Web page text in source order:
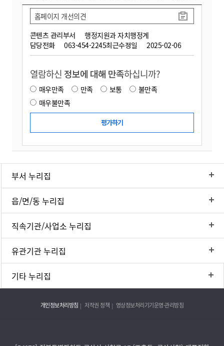
콘텐츠 관리부서
행정지원과 자치행정계
담당전화
063-454-2245최근수정일 2025-02-06
홈페이지 개선의견
열람하신 정보에 대해 만족하십니까?
매우만족 만족 보통
불만족
매우불만족
부서 누리집
읍/면/동 누리집
직속기관/사업소 누리집
유관기관 누리집
기타 누리집
개인정보처리방침 저작권 정책 영상정보처리기기운영·관리방침